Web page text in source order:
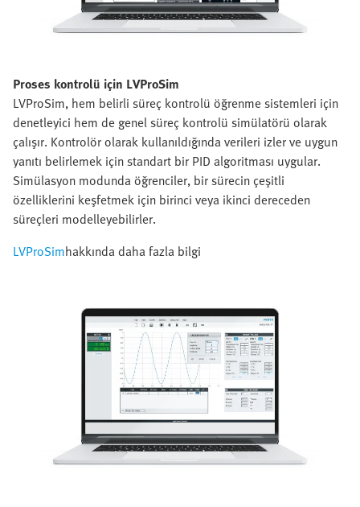
Proses kontrolü için LVProSim
LVProSim, hem belirli süreç kontrolü öğrenme sistemleri için
denetleyici hem de genel süreç kontrolü simülatörü olarak
çalışır. Kontrolör olarak kullanıldığında verileri izler ve uygun
yanıtı belirlemek için standart bir PID algoritması uygular.
Simülasyon modunda öğrenciler, bir sürecin çeşitli
özelliklerini keşfetmek için birinci veya ikinci dereceden
süreçleri modelleyebilirler.
LVProSimhakkında daha fazla bilgi